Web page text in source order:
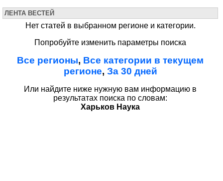
ЛЕНТА ВЕСТЕЙ
Нет статей в выбранном регионе и категории.
Попробуйте изменить параметры поиска
Все регионы, Все категории в текущем
регионе, За 30 дней
Или найдите ниже нужную вам информацию в
результатах поиска по словам:
Харьков Наука